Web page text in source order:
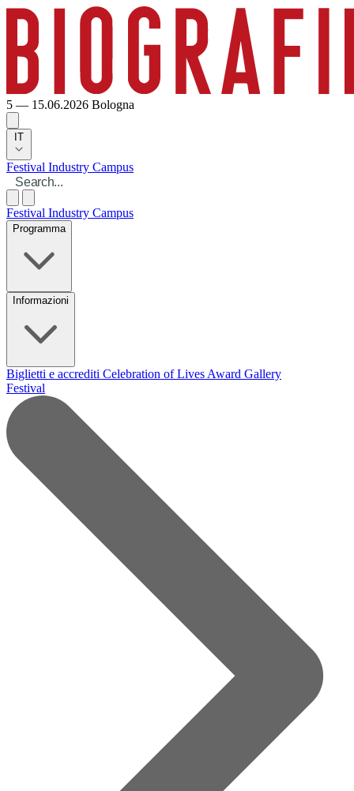
5 — 15.06.2026 Bologna
IT
Festival Industry Campus
Festival Industry Campus
Programma
Informazioni
Biglietti e accrediti Celebration of Lives Award Gallery
Festival